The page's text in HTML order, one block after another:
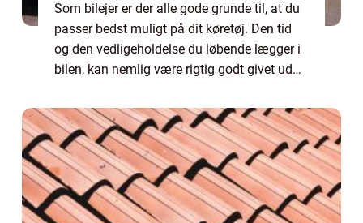
Som bilejer er der alle gode grunde til, at du
passer bedst muligt på dit køretøj. Den tid
og den vedligeholdelse du løbende lægger i
bilen, kan nemlig være rigtig godt givet ud
kommer til at prioritere en...